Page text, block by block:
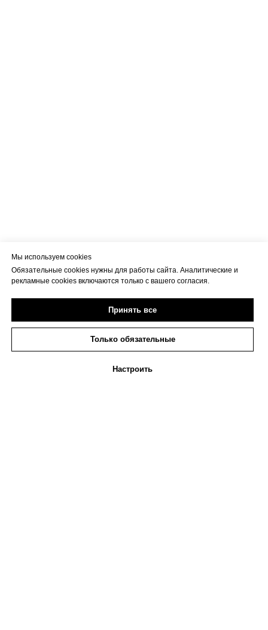
Мы используем cookies
Обязательные cookies нужны для работы сайта. Аналитические и
рекламные cookies включаются только с вашего согласия.
Принять все
Только обязательные
Настроить